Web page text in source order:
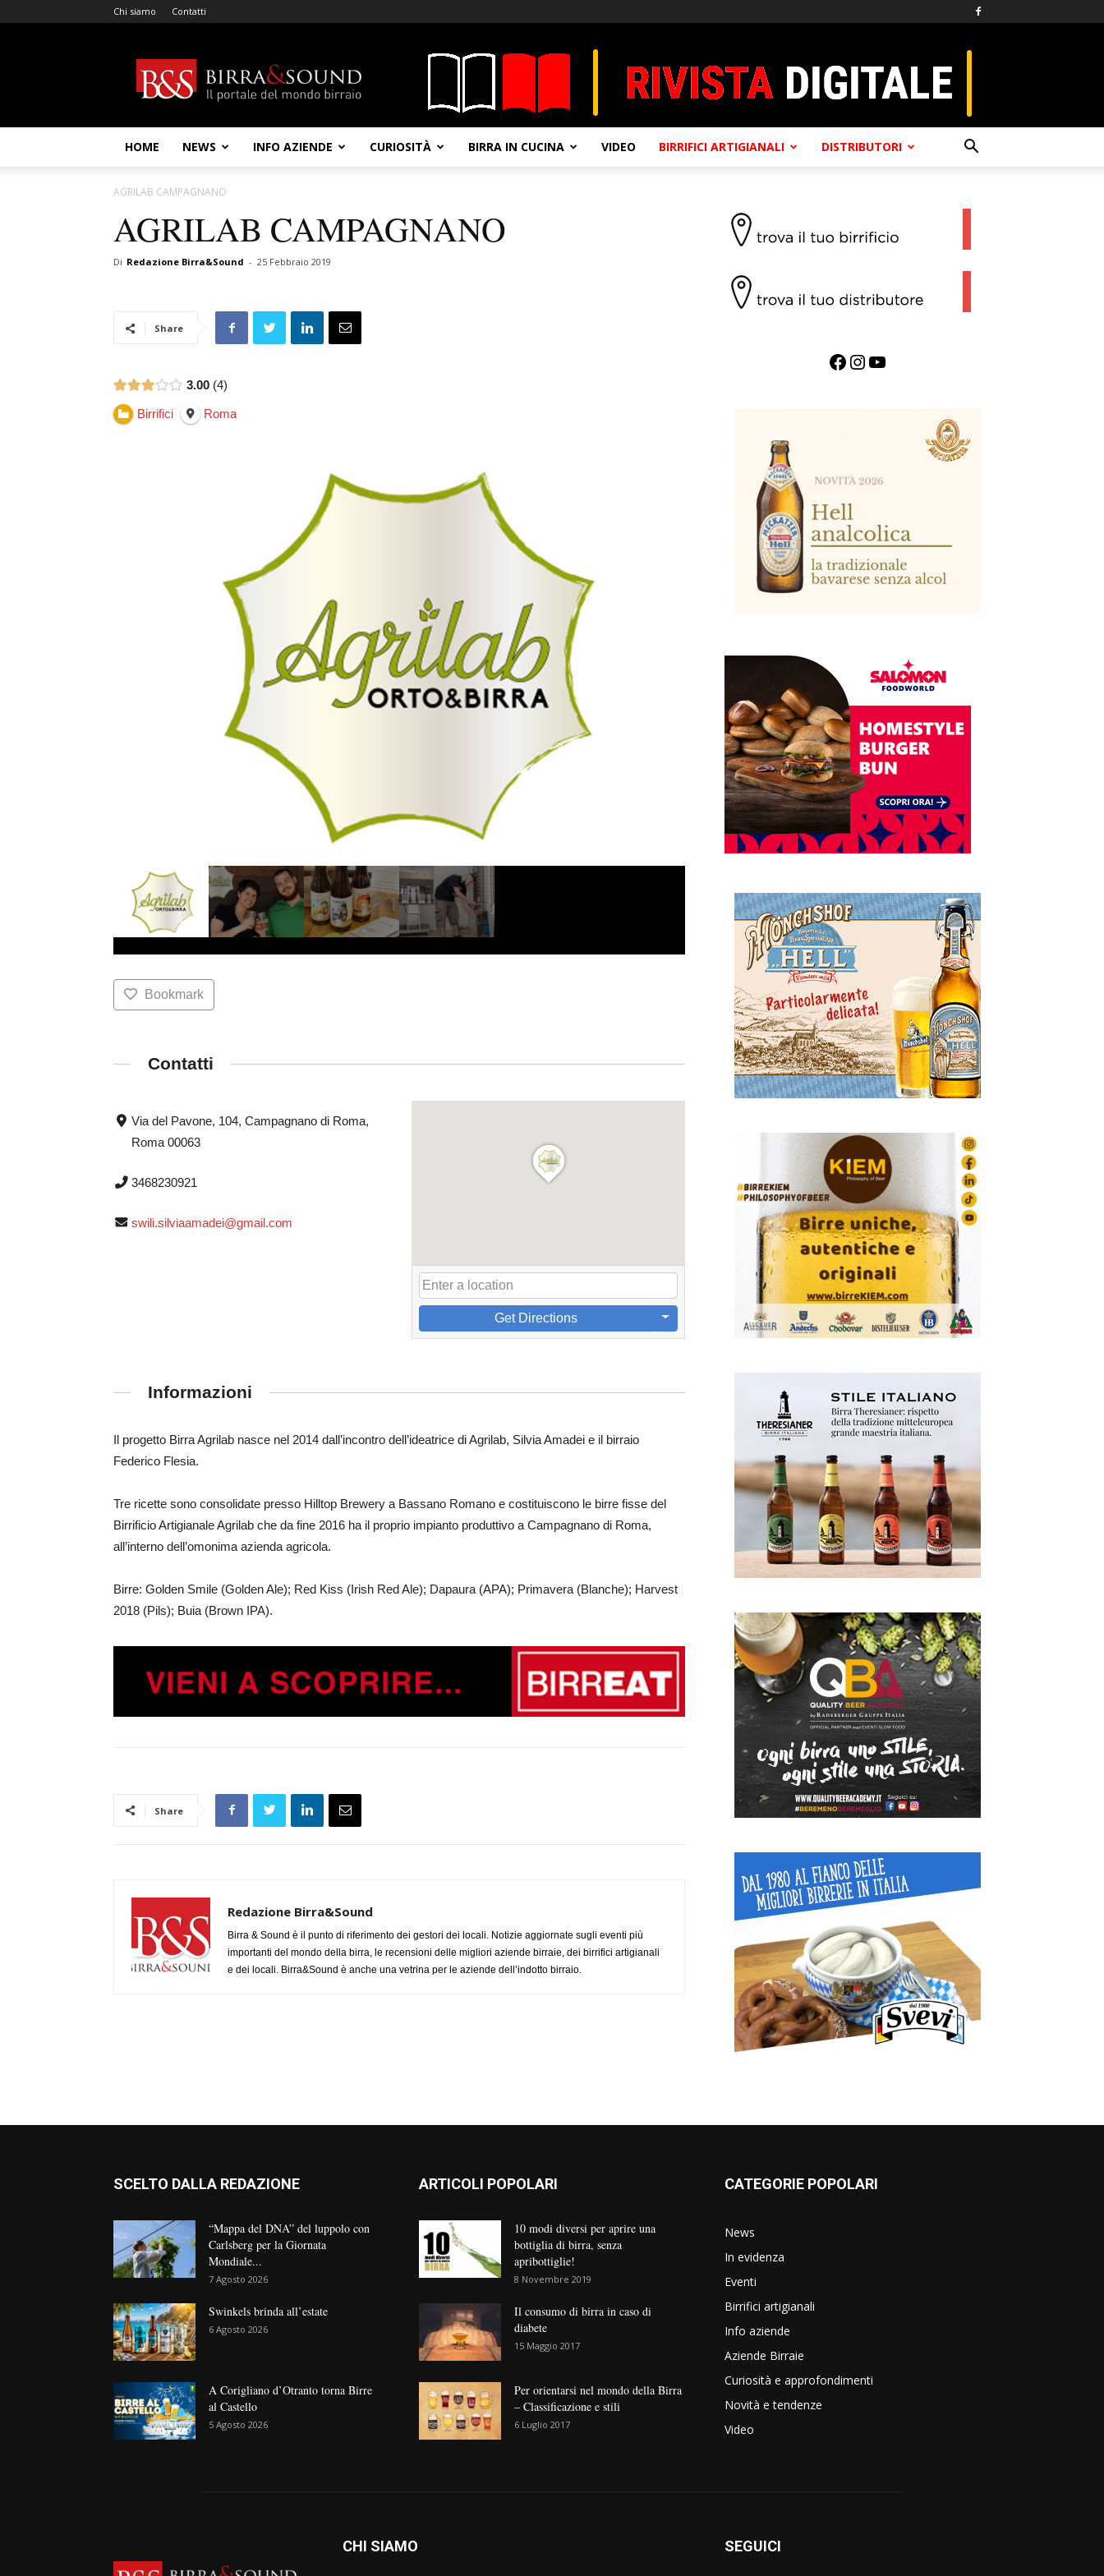
Chi siamo Contatti
&
Sound
HOME NEWS INFO AZIENDE CURIOSITÀ BIRRA IN CUCINA VIDEO BIRRIFICI ARTIGIANALI DISTRIBUTORI
AGRILAB CAMPAGNANO
AGRILAB CAMPAGNANO
Di Redazione Birra&Sound - 25 Febbraio 2019
Share
3.00 4
Birrifici Roma
Bookmark
Contatti
Via del Pavone, 104, Campagnano di Roma,
Roma 00063
3468230921
swili.silviaamadei@gmail.com
Get Directions
Informazioni
Il progetto Birra Agrilab nasce nel 2014 dall’incontro dell’ideatrice di Agrilab, Silvia Amadei e il birraio
Federico Flesia.
Tre ricette sono consolidate presso Hilltop Brewery a Bassano Romano e costituiscono le birre fisse del
Birrificio Artigianale Agrilab che da fine 2016 ha il proprio impianto produttivo a Campagnano di Roma,
all’interno dell’omonima azienda agricola.
Birre: Golden Smile (Golden Ale); Red Kiss (Irish Red Ale); Dapaura (APA); Primavera (Blanche); Harvest
2018 (Pils); Buia (Brown IPA).
Share
Redazione Birra&Sound
Birra & Sound è il punto di riferimento dei gestori dei locali. Notizie aggiornate sugli eventi più
importanti del mondo della birra, le recensioni delle migliori aziende birraie, dei birrifici artigianali
e dei locali. Birra&Sound è anche una vetrina per le aziende dell’indotto birraio.
Facebook InstagramYouTube
SCELTO DALLA REDAZIONE
“Mappa del DNA” del luppolo con
Carlsberg per la Giornata
Mondiale...
7 Agosto 2026
Swinkels brinda all’estate
6 Agosto 2026
A Corigliano d’Otranto torna Birre
al Castello
5 Agosto 2026
ARTICOLI POPOLARI
10 modi diversi per aprire una
bottiglia di birra, senza
apribottiglie!
8 Novembre 2019
Il consumo di birra in caso di
diabete
15 Maggio 2017
Per orientarsi nel mondo della Birra
– Classificazione e stili
6 Luglio 2017
CATEGORIE POPOLARI
News
In evidenza
Eventi
Birrifici artigianali
Info aziende
Aziende Birraie
Curiosità e approfondimenti
Novità e tendenze
Video
CHI SIAMO SEGUICI